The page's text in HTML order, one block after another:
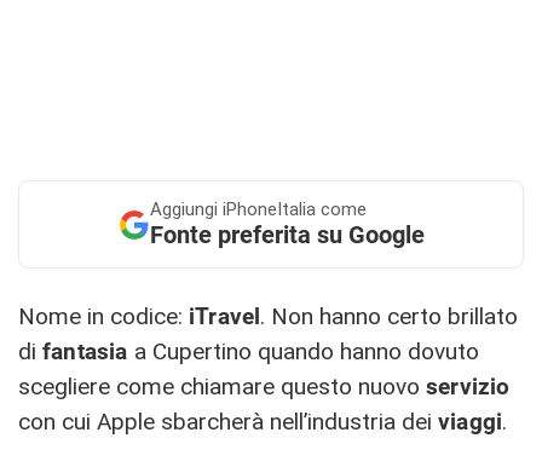
Aggiungi iPhoneItalia come
Fonte preferita su Google
Nome in codice: iTravel. Non hanno certo brillato
di fantasia a Cupertino quando hanno dovuto
scegliere come chiamare questo nuovo servizio
con cui Apple sbarcherà nell’industria dei viaggi.